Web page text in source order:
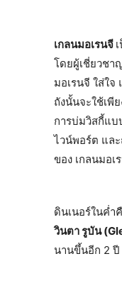
เกลนมอเรนจี
โดยผู้เชี่ยวชา
มอเรนจี ใส่ใ
ถังนั้นจะใช้เพี
การบ่มวิสกี้แบ
ไวน์พอร์ต แล
ของ เกลนมอเ
ดินเนอร์ในค่ำ
วินตา รูบัน
นานขึ้นอีก 2